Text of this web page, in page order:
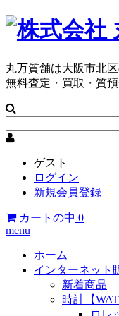
丸万質舗は大阪市北
無料査定・買取・質
ゲスト
ログイン
新規会員登録
カートの中 0
menu
ホーム
インターネット
新着商品
時計【